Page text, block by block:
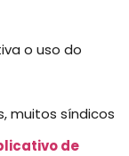
o uso do
muitos síndicos
de